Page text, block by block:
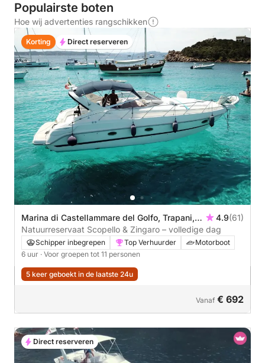
Populairste boten
Hoe wij advertenties rangschikken
Marina di Castellammare del Golfo, Trapani,
Italië
4.9(61)
Natuurreservaat Scopello & Zingaro – volledige dag
Schipper inbegrepen Top Verhuurder
Motorboot
6 uur · Voor groepen tot 11 personen
5 keer geboekt in de laatste 24u
Vanaf € 692
Korting Direct reserveren
Direct reserveren